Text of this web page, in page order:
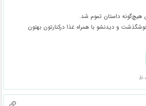
داستان تموم شد.
و دیدنشو با همراه غذا درکنارتون بهتون